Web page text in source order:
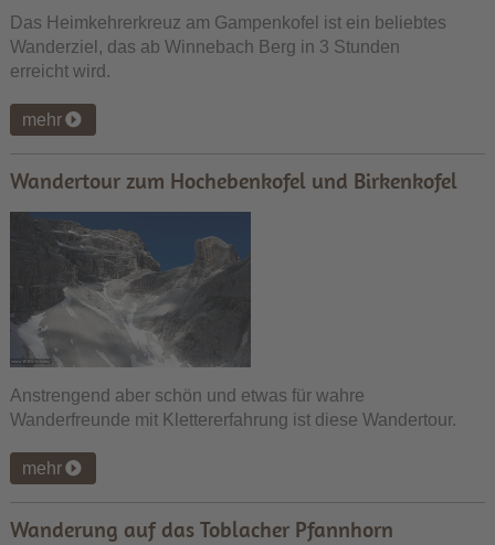
Das Heimkehrerkreuz am Gampenkofel ist ein beliebtes
Wanderziel, das ab Winnebach Berg in 3 Stunden
erreicht wird.
mehr
Wandertour zum Hochebenkofel und Birkenkofel
Anstrengend aber schön und etwas für wahre
Wanderfreunde mit Klettererfahrung ist diese Wandertour.
mehr
Wanderung auf das Toblacher Pfannhorn